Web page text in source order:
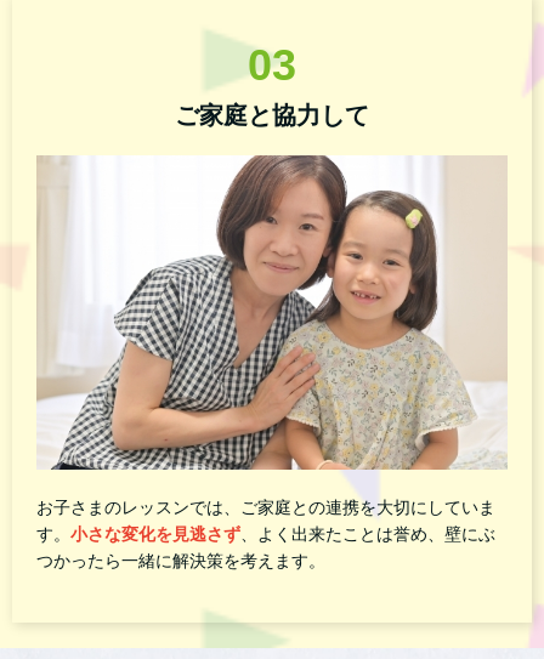
03
ご家庭と協力して
お子さまのレッスンでは、ご家庭との連携を大切にしていま
す。 小さな変化を見逃さず 、よく出来たことは誉め、壁にぶ
つかったら一緒に解決策を考えます。